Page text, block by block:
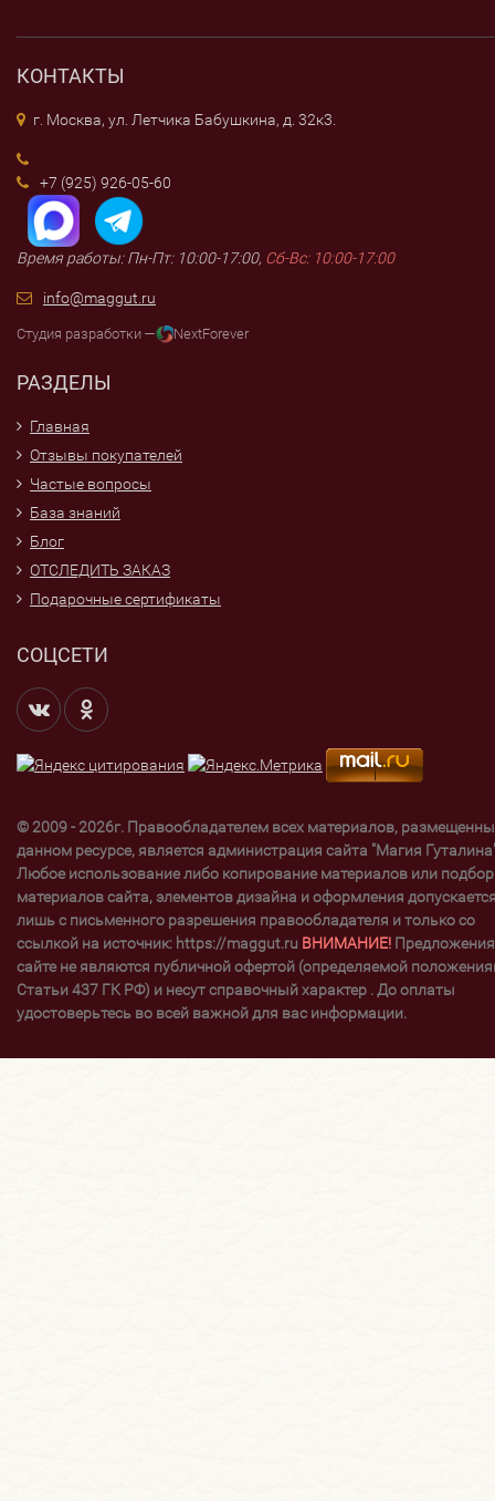
КОНТАКТЫ
г. Москва, ул. Летчика Бабушкина, д. 32к3.
+7 (925) 926-05-60
Время работы: Пн-Пт: 10:00-17:00, Сб-Вс: 10:00-17:00
info@maggut.ru
Студия разработки — NextForever
РАЗДЕЛЫ
Главная
Отзывы покупателей
Частые вопросы
База знаний
Блог
ОТСЛЕДИТЬ ЗАКАЗ
Подарочные сертификаты
СОЦСЕТИ
© 2009 - 2026г. Правообладателем всех материалов,
данном ресурсе, является администрация сайта "Магия
Любое использование либо копирование материалов или
материалов сайта, элементов дизайна и оформления
лишь с письменного разрешения правообладателя и только со
ссылкой на источник: https://maggut.ru ВНИМАНИЕ!
сайте не являются публичной офертой (определяемой
Статьи 437 ГК РФ) и несут справочный характер . До оплаты
удостоверьтесь во всей важной для вас информации.